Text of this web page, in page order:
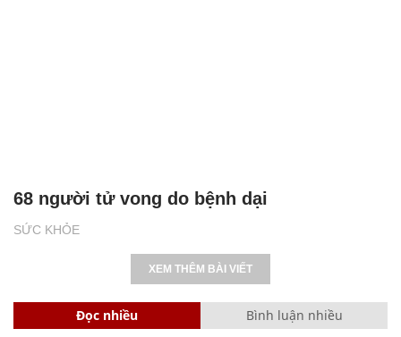
SỨC KHỎE
68 người tử vong do bệnh dại
XEM THÊM BÀI VIẾT
Đọc nhiều Bình luận nhiều